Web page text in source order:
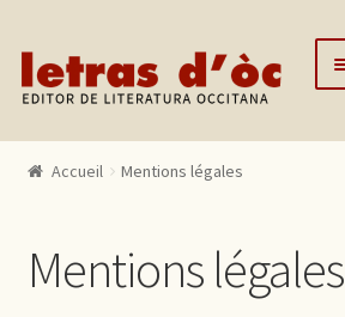
Aller à la navigation
Aller au contenu
Catalogue
Actualités
Accueil Mentions légales
Mentions légales